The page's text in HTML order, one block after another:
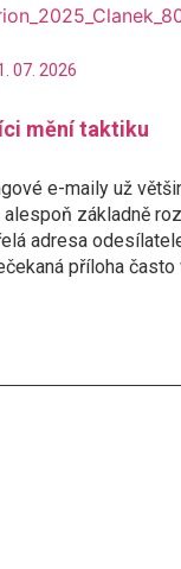
07. 2026
mění taktiku
e-maily už
alespoň základně
adresa
příloha